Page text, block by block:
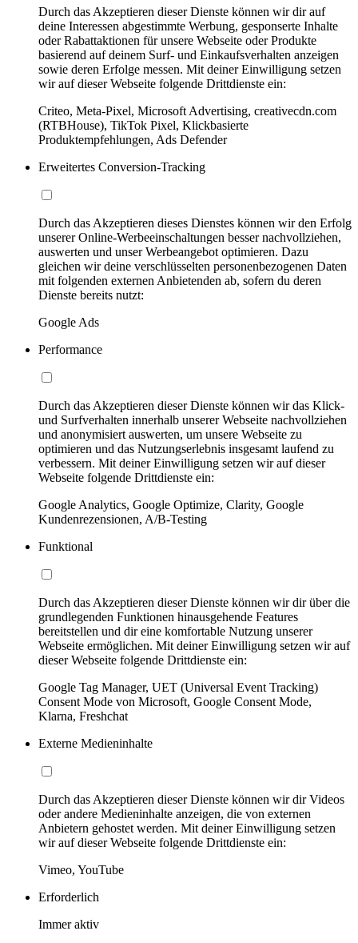
Durch das Akzeptieren dieser Dienste können wir dir auf
deine Interessen abgestimmte Werbung, gesponserte Inhalte
oder Rabattaktionen für unsere Webseite oder Produkte
basierend auf deinem Surf- und Einkaufsverhalten anzeigen
sowie deren Erfolge messen. Mit deiner Einwilligung setzen
wir auf dieser Webseite folgende Drittdienste ein:
Criteo, Meta-Pixel, Microsoft Advertising, creativecdn.com
(RTBHouse), TikTok Pixel, Klickbasierte
Produktempfehlungen, Ads Defender
Erweitertes Conversion-Tracking
Durch das Akzeptieren dieses Dienstes können wir den Erfolg
unserer Online-Werbeeinschaltungen besser nachvollziehen,
auswerten und unser Werbeangebot optimieren. Dazu
gleichen wir deine verschlüsselten personenbezogenen Daten
mit folgenden externen Anbietenden ab, sofern du deren
Dienste bereits nutzt:
Google Ads
Performance
Durch das Akzeptieren dieser Dienste können wir das Klick-
und Surfverhalten innerhalb unserer Webseite nachvollziehen
und anonymisiert auswerten, um unsere Webseite zu
optimieren und das Nutzungserlebnis insgesamt laufend zu
verbessern. Mit deiner Einwilligung setzen wir auf dieser
Webseite folgende Drittdienste ein:
Google Analytics, Google Optimize, Clarity, Google
Kundenrezensionen, A/B-Testing
Funktional
Durch das Akzeptieren dieser Dienste können wir dir über die
grundlegenden Funktionen hinausgehende Features
bereitstellen und dir eine komfortable Nutzung unserer
Webseite ermöglichen. Mit deiner Einwilligung setzen wir auf
dieser Webseite folgende Drittdienste ein:
Google Tag Manager, UET (Universal Event Tracking)
Consent Mode von Microsoft, Google Consent Mode,
Klarna, Freshchat
Externe Medieninhalte
Durch das Akzeptieren dieser Dienste können wir dir Videos
oder andere Medieninhalte anzeigen, die von externen
Anbietern gehostet werden. Mit deiner Einwilligung setzen
wir auf dieser Webseite folgende Drittdienste ein:
Vimeo, YouTube
Erforderlich
Immer aktiv